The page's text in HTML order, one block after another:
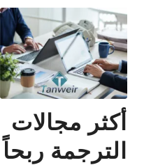
أكثر مجالات
الترجمة ربحاً